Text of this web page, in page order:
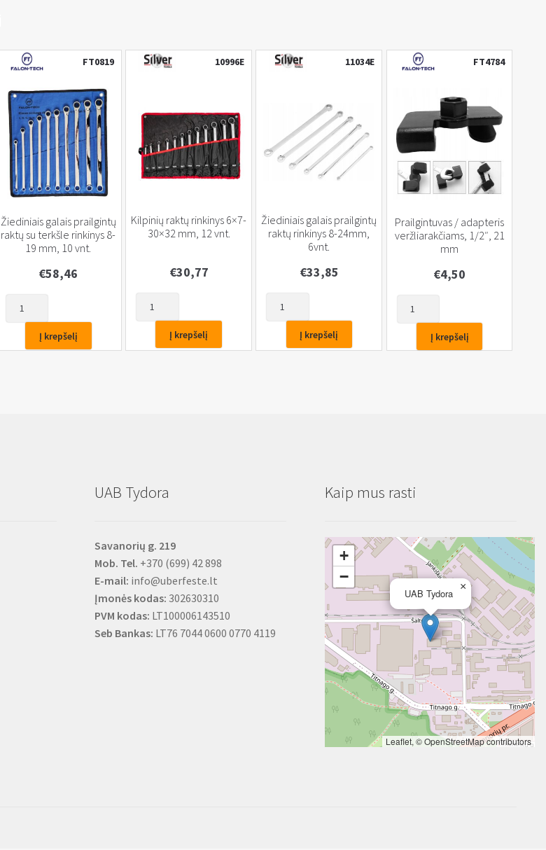
FT0819
Žiediniais galais prailgintų
raktų su terkšle rinkinys 8-
19 mm, 10 vnt.
€58,46
Žiediniais
galais
Į krepšelį
10996E
Kilpinių raktų rinkinys 6×7-
30×32 mm, 12 vnt.
€30,77
raktų
Į krepšelį
11034E
Žiediniais galais prailgintų
raktų rinkinys 8-24mm,
6vnt.
€33,85
Žiediniais
galais
Į krepšelį
FT4784
Prailgintuvas / adapteris
veržliarakčiams, 1/2″, 21
mm
€4,50
Prailgintuvas
/
Į krepšelį
UAB Tydora
Savanorių g. 219
Mob. Tel. +370 (699) 42 898
E-mail: info@uberfeste.lt
Įmonės kodas: 302630310
PVM kodas: LT100006143510
Seb Bankas: LT76 7044 0600 0770 4119
Kaip mus rasti
UAB Tydora
×
+
−
Leaflet, ©OpenStreetMapcontributors